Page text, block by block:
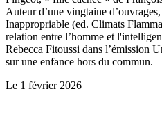
Auteur d’une vingtaine
Inappropriable (ed. Climats
relation entre l’homme et
Rebecca Fitoussi dans l’émission
sur une enfance hors du commun.
Le 1 février 2026